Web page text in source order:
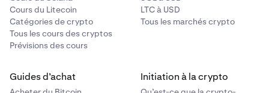
Cours du Litecoin
Catégories de crypto
Tous les cours des cryptos
Prévisions des cours
LTC à USD
Tous les marchés crypto
Guides d’achat Initiation à la crypto